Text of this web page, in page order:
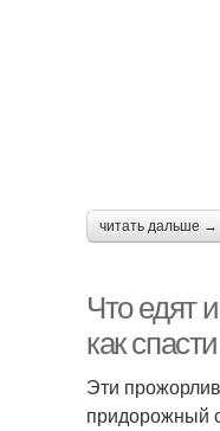
читать дальше →
Что едят
как
Эти
придорожный